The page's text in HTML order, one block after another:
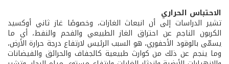
الاحتباس الحراري
تشير الدراسات إلى أن انبعاث الغازات، وخصوصًا غاز ثاني أوكسيد
الكربون الناجم عن احتراق الغاز الطبيعي والفحم والنفط، أي ما
يسمّى بالوقود الأحفوري، هو السبب الرئيس لارتفاع درجة حرارة الأرض،
وما ينجم عن ذلك من كوارث طبيعية كالجفاف والحرائق والفيضانات